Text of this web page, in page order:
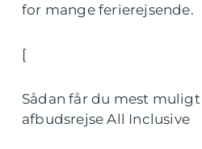
for mange ferierejsende.
[
Sådan får du mest
afbudsrejse All Inclusive